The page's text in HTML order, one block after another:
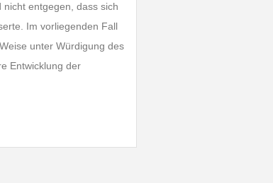
entgegen, dass sich
Im vorliegenden Fall
unter Würdigung des
Entwicklung der